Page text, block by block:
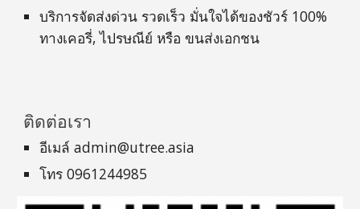
บริการจัดส่งด่วน รวดเร็ว มั่นใจได้ของชัวร์ 100%
ทางเคอรี่, ไปรษณีย์ หรือ ขนส่งเอกชน
ติดต่อเรา
อีเมล์ admin@utree.asia
โทร 0961244985